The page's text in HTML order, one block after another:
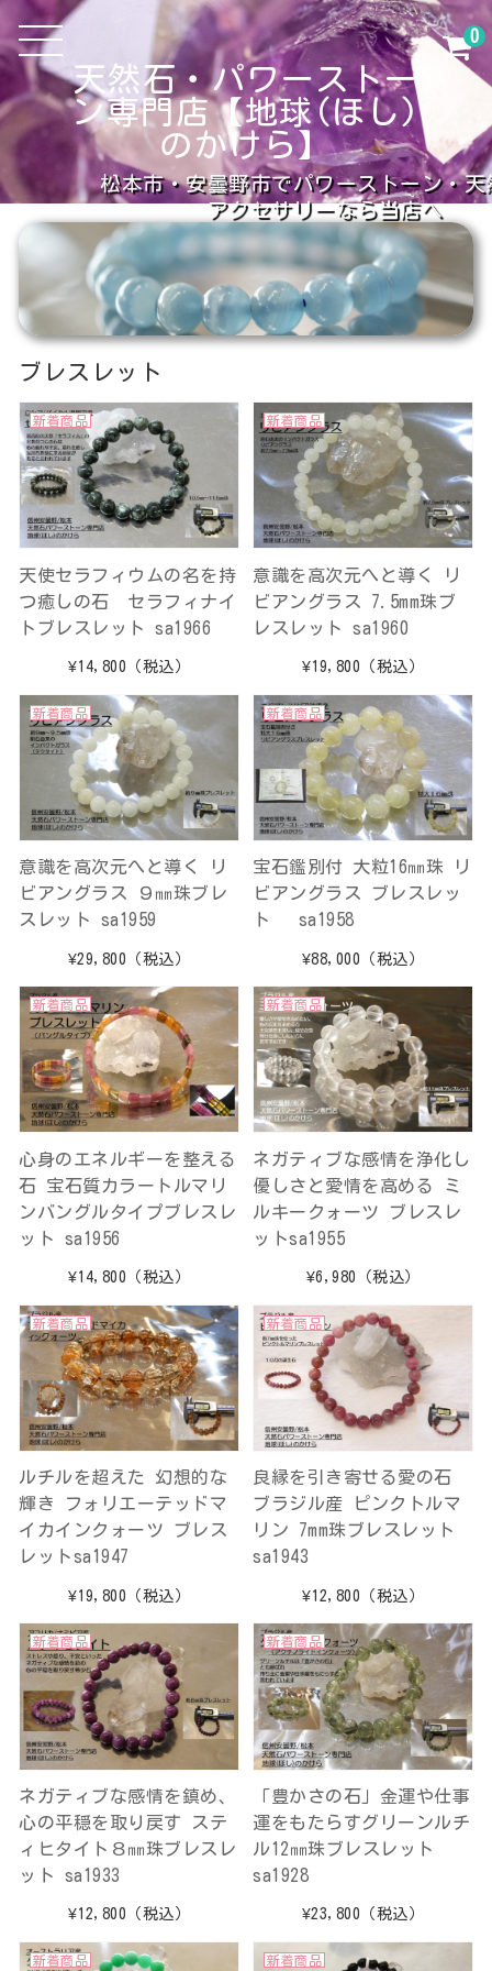
天然石・パワーストー
ン専門店【地球(ほし)
のかけら】
松本市・安曇野市でパワーストーン・天
アクセサリーなら当店へ
0
ブレスレット
新着商品
天使セラフィウムの名を持
つ癒しの石 セラフィナイ
トブレスレット sa1966
¥14,800 （税込）
新着商品
意識を高次元へと導く リ
ビアングラス 7.5mm珠ブ
レスレット sa1960
¥19,800 （税込）
新着商品
意識を高次元へと導く リ
ビアングラス ９㎜珠ブレ
スレット sa1959
¥29,800 （税込）
新着商品
宝石鑑別付 大粒16㎜珠 リ
ビアングラス ブレスレッ
ト sa1958
¥88,000 （税込）
新着商品
心身のエネルギーを整える
石 宝石質カラートルマリ
ンバングルタイプブレスレ
ット sa1956
¥14,800 （税込）
新着商品
ネガティブな感情を浄化し
優しさと愛情を高める ミ
ルキークォーツ ブレスレ
ットsa1955
¥6,980 （税込）
新着商品
ルチルを超えた 幻想的な
輝き フォリエーテッドマ
イカインクォーツ ブレス
レットsa1947
¥19,800 （税込）
新着商品
良縁を引き寄せる愛の石
ブラジル産 ピンクトルマ
リン 7mm珠ブレスレット
sa1943
¥12,800 （税込）
新着商品
ネガティブな感情を鎮め、
心の平穏を取り戻す ステ
ィヒタイト８㎜珠ブレスレ
ット sa1933
¥12,800 （税込）
新着商品
「豊かさの石」金運や仕事
運をもたらすグリーンルチ
ル12㎜珠ブレスレット
sa1928
¥23,800 （税込）
新着商品 新着商品